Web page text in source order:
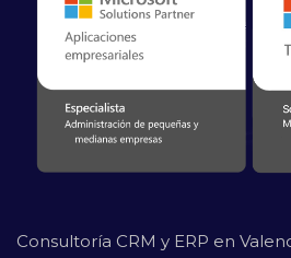
Consultoría CRM y ERP en